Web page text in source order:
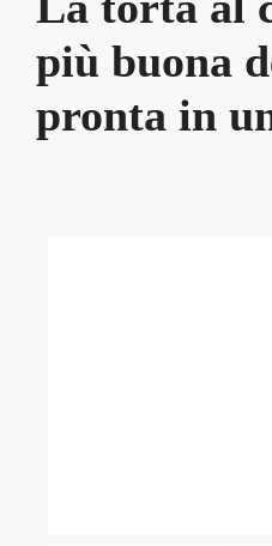
più buona
pronta in